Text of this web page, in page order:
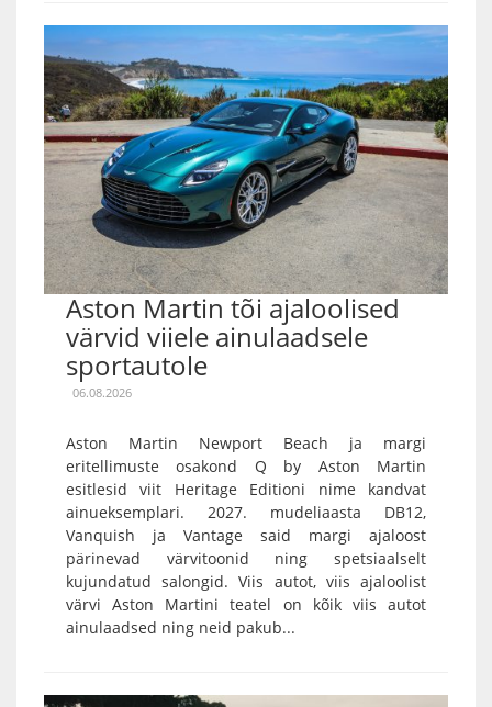
Aston Martin tõi ajaloolised
värvid viiele ainulaadsele
sportautole
06.08.2026
Aston Martin Newport Beach ja margi
eritellimuste osakond Q by Aston Martin
esitlesid viit Heritage Editioni nime kandvat
ainueksemplari. 2027. mudeliaasta DB12,
Vanquish ja Vantage said margi ajaloost
pärinevad värvitoonid ning spetsiaalselt
kujundatud salongid. Viis autot, viis ajaloolist
värvi Aston Martini teatel on kõik viis autot
ainulaadsed ning neid pakub...